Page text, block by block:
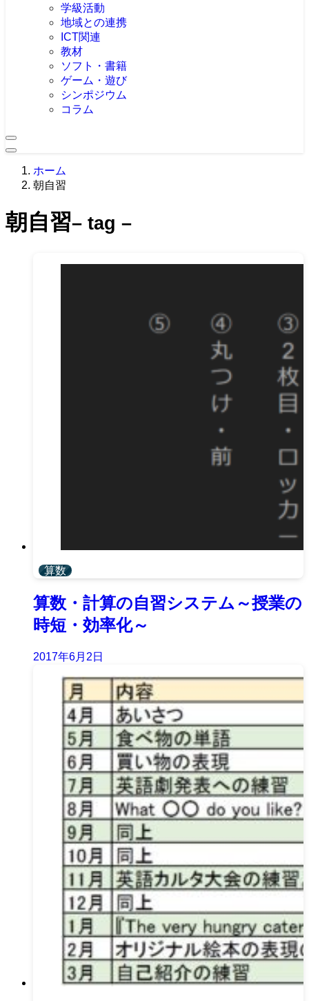
学級活動
地域との連携
ICT関連
教材
ソフト・書籍
ゲーム・遊び
シンポジウム
コラム
ホーム
朝自習
朝自習– tag –
算数
算数・計算の自習システム～授業の
時短・効率化～
2017年6月2日